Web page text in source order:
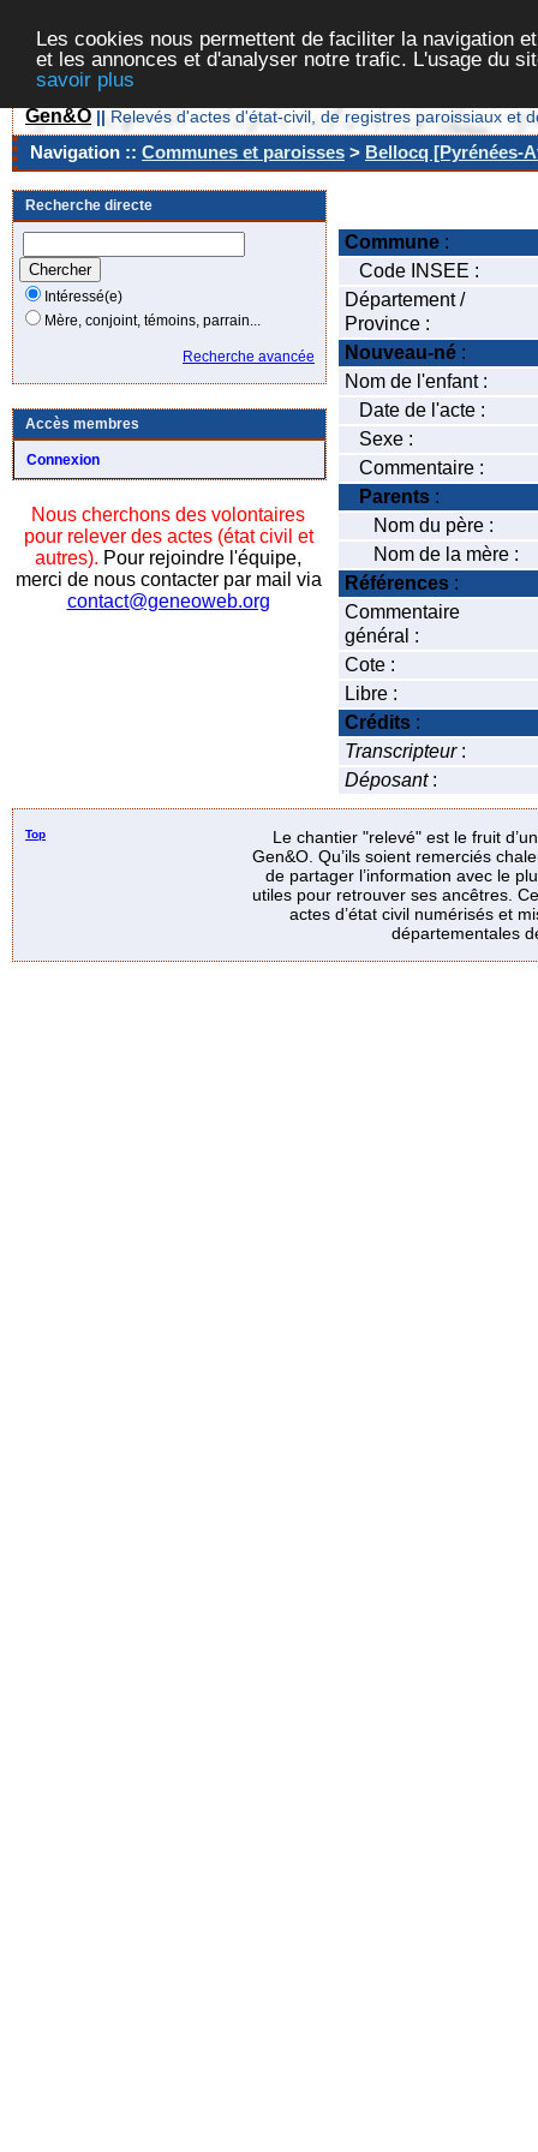
Les cookies nous permettent de faciliter la navigation
et les annonces et d'analyser notre trafic. L'usage du
savoir plus
Gen&O || Relevés d'actes d'état-civil, de registres paroissiaux et
Navigation :: Communes et paroisses > Bellocq [Pyrénées-
Recherche directe
Intéressé(e)
Mère, conjoint, témoins, parrain...
Recherche avancée
Accès membres
Connexion
Nous cherchons des volontaires
pour relever des actes (état civil et
autres). Pour rejoindre l'équipe,
merci de nous contacter par mail via
contact@geneoweb.org
Commune :
Code INSEE :
Département /
Province :
Nouveau-né :
Nom de l'enfant :
Date de l'acte :
Sexe :
Commentaire :
Parents :
Nom du père :
Nom de la mère :
Références :
Commentaire
général :
Cote :
Libre :
Crédits :
Transcripteur:
Déposant:
Top
Le chantier "relevé" est le fruit
Gen&O. Qu’ils soient remerciés
de partager l’information avec le
utiles pour retrouver ses ancêtres.
actes d’état civil numérisés et
départementales